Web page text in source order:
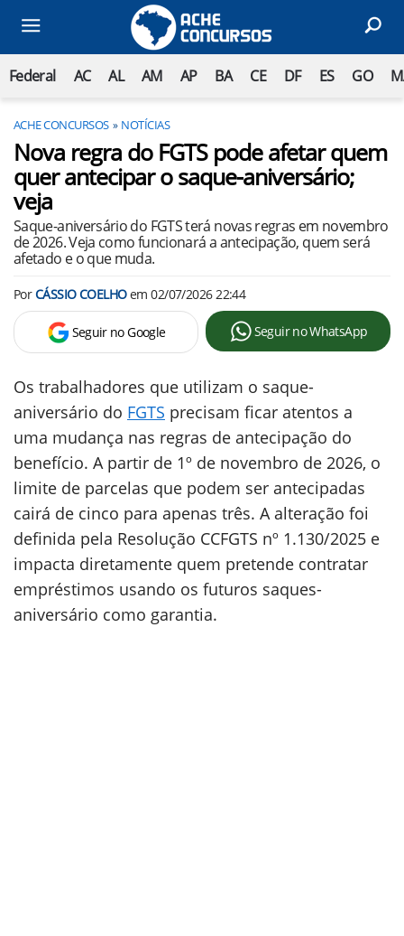
Federal AC AL AM AP BA CE DF ES GO
ACHE CONCURSOS NOTÍCIAS
Nova regra do FGTS pode afetar quem
quer antecipar o saque-aniversário;
veja
Saque-aniversário do FGTS terá novas regras em novembro
de 2026. Veja como funcionará a antecipação, quem será
afetado e o que muda.
PorCÁSSIO COELHOem02/07/2026 22:44
Seguir no Google Seguir no WhatsApp
Os trabalhadores que utilizam o saque-
aniversário do FGTS precisam ficar atentos a
uma mudança nas regras de antecipação do
benefício. A partir de 1º de novembro de 2026, o
limite de parcelas que podem ser antecipadas
cairá de cinco para apenas três. A alteração foi
definida pela Resolução CCFGTS nº 1.130/2025 e
impacta diretamente quem pretende contratar
empréstimos usando os futuros saques-
aniversário como garantia.